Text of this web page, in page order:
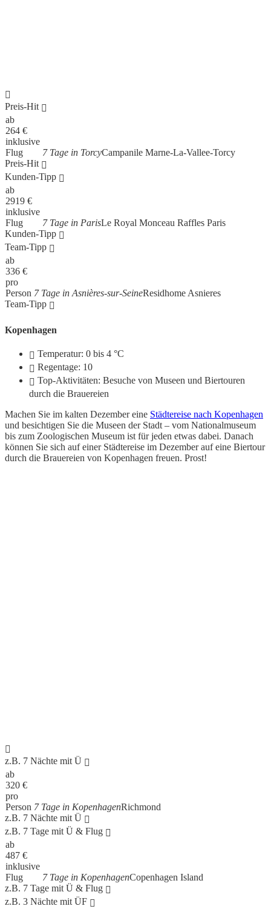
Preis-Hit
ab
264 €
inklusive
Flug
7 Tage in TorcyCampanile Marne-La-Vallee-Torcy
Preis-Hit
Kunden-Tipp
ab
2919 €
inklusive
Flug
7 Tage in ParisLe Royal Monceau Raffles Paris
Kunden-Tipp
Team-Tipp
ab
336 €
pro
Person 7 Tage in Asnières-sur-SeineResidhome Asnieres
Team-Tipp
Kopenhagen
Temperatur: 0 bis 4 °C
Regentage: 10
Top-Aktivitäten: Besuche von Museen und Biertouren
durch die Brauereien
Machen Sie im kalten Dezember eine Städtereise nach Kopenhagen
und besichtigen Sie die Museen der Stadt – vom Nationalmuseum
bis zum Zoologischen Museum ist für jeden etwas dabei. Danach
können Sie sich auf einer Städtereise im Dezember auf eine Biertour
durch die Brauereien von Kopenhagen freuen. Prost!
z.B. 7 Nächte mit Ü
ab
320 €
pro
Person 7 Tage in KopenhagenRichmond
z.B. 7 Nächte mit Ü
z.B. 7 Tage mit Ü & Flug
ab
487 €
inklusive
Flug
7 Tage in KopenhagenCopenhagen Island
z.B. 7 Tage mit Ü & Flug
z.B. 3 Nächte mit ÜF